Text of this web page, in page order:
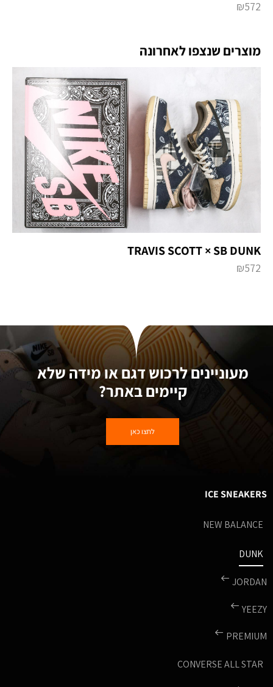
₪572
מוצרים שנצפו לאחרונה
TRAVIS SCOTT × SB DUNK
₪572
מעוניינים לרכוש דגם או מידה שלא
קיימים באתר?
לחצו כאן
ICE SNEAKERS
NEW BALANCE
DUNK
JORDAN
YEEZY
PREMIUM
CONVERSE ALL STAR